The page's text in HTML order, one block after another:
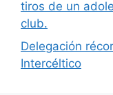
tiros de un
club.
Delegación
Intercéltico